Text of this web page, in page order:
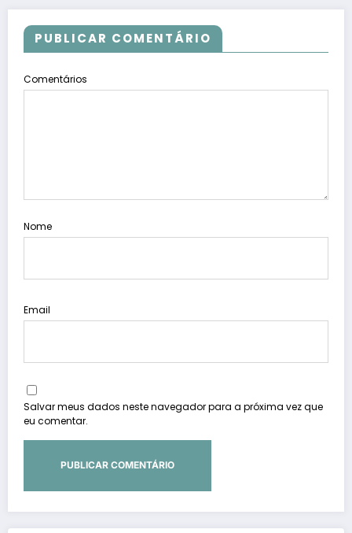
PUBLICAR COMENTÁRIO
Comentários
Nome
Email
Salvar meus dados neste navegador para a próxima vez que
eu comentar.